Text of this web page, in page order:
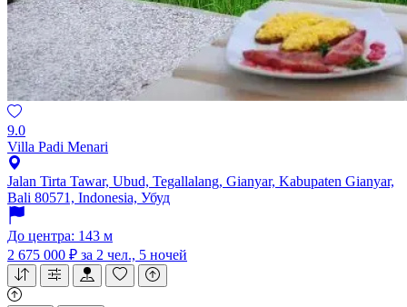
9.0
Villa Padi Menari
Jalan Tirta Tawar, Ubud, Tegallalang, Gianyar, Kabupaten Gianyar,
Bali 80571, Indonesia, Убуд
До центра: 143 м
2 675 000 ₽ за 2 чел., 5 ночей